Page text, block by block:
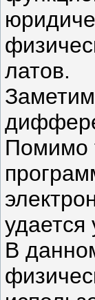
латов.
Помимо
удается
В